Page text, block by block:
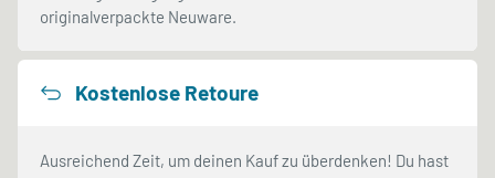
originalverpackte Neuware.
Kostenlose Retoure
Ausreichend Zeit, um deinen Kauf zu überdenken! Du hast